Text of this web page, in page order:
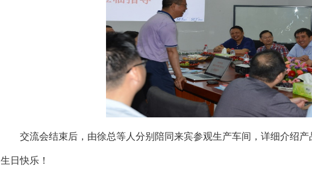
交流会结束后，由徐总等人分别陪同来宾参观生产车间，详细介绍
生日快乐！